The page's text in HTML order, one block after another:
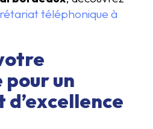
téléphonique à
un